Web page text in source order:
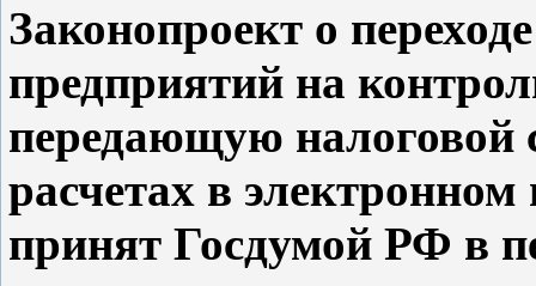
Законопроект о
предприятий на
передающую
расчетах в
принят Госдумой РФ в